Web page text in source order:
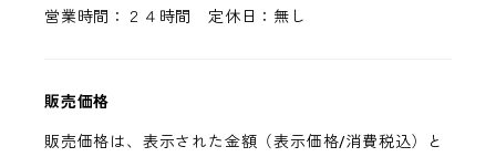
営業時間：２４時間 定休日：無し
販売価格
販売価格は、表示された金額（表示価格/消費税込）と